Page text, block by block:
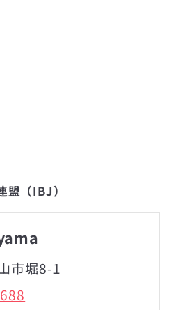
盟（IBJ）
市堀8-1